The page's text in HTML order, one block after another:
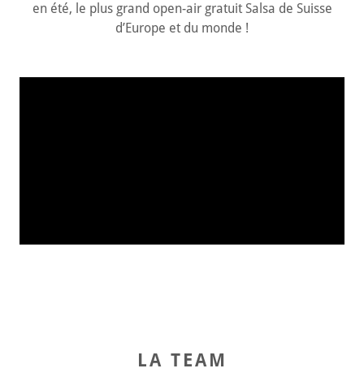
en été, le plus grand open-air gratuit Salsa de Suisse
d’Europe et du monde !
LA TEAM